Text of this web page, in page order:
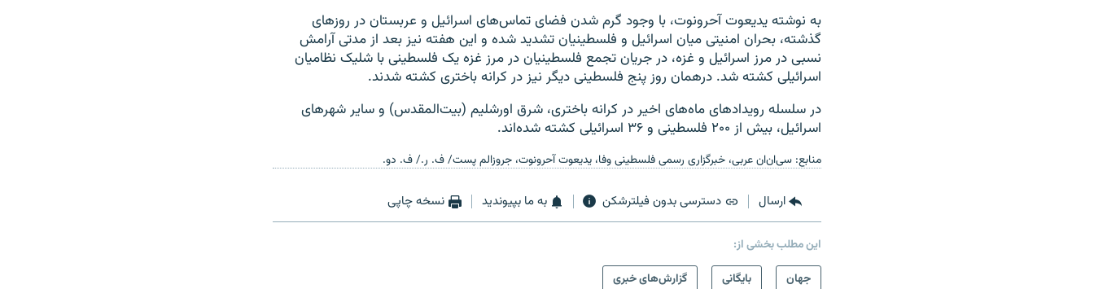
به نوشته یدیعوت آحرونوت، با وجود گرم شدن فضای تماس‌های اسرائیل و عربستان در روزهای
گذشته، بحران امنیتی میان اسرائیل و فلسطینیان تشدید شده و این هفته نیز بعد از مدتی آرامش
نسبی در مرز اسرائیل و غزه، در جریان تجمع فلسطینیان در مرز غزه یک فلسطینی با شلیک نظامیان
اسرائیلی کشته شد. درهمان روز پنج فلسطینی دیگر نیز در کرانه باختری کشته شدند.
در سلسله رویدادهای ماه‌های اخیر در کرانه باختری، شرق اورشلیم (بیت‌المقدس) و سایر شهرهای
اسرائیل، بیش از ۲۰۰ فلسطینی و ۳۶ اسرائیلی کشته شده‌اند.
منابع: سی‌ان‌ان عربی، خبرگزاری رسمی فلسطینی وفا، یدیعوت آحرونوت، جروزالم پست/ ف. ر./ ف. دو.
ارسال دسترسی بدون فیلترشکن به ما بپیوندید نسخه چاپی
این مطلب بخشی از:
جهان
بایگانی گزارش‌های خبری